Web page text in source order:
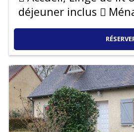
déjeuner inclus